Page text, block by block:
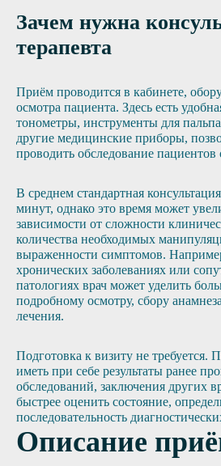
Зачем нужна
терапевта
Приём проводится в кабинете,
осмотра пациента. Здесь есть
тонометры, инструменты для
другие медицинские приборы,
проводить обследование
В среднем стандартная
минут, однако это время может
зависимости от сложности
количества необходимых
выраженности симптомов.
хронических заболеваниях или
патологиях врач может уделить
подробному осмотру, сбору
лечения.
Подготовка к визиту не требуется.
иметь при себе результаты ранее
обследований, заключения других
быстрее оценить состояние,
последовательность
Описание